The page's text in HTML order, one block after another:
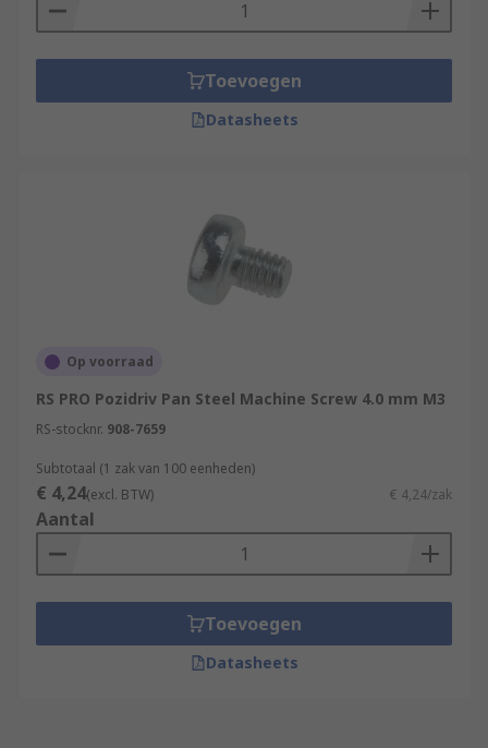
Toevoegen
Datasheets
Op voorraad
RS PRO Pozidriv Pan Steel Machine Screw 4.0 mm M3
RS-stocknr. 908-7659
Subtotaal (1 zak van 100 eenheden)
€ 4,24(excl. BTW) € 4,24/zak
Aantal
Toevoegen
Datasheets